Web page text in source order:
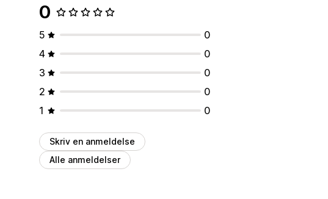
0
5
0
4
0
3
0
2
0
1
0
Skriv en anmeldelse
Alle anmeldelser